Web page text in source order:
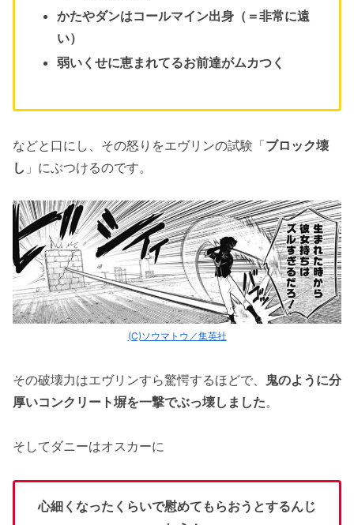
かたやダンはコールマイン出身（＝非常に遠
い）
弱いくせに恵まれてるお前達がムカつく
などと口にし、その怒りをエヴリンの試験「ブロック壊
し 」にぶつけるのです。
(C)ソウマトウ／集英社
その破壊力はエヴリンすら驚愕するほどで、 鬼のように分
厚いコンクリート塀を一撃でぶっ壊しました。
そしてダニーはオスカーに
心細くなったくらいで慰めてもらおうとするんじ